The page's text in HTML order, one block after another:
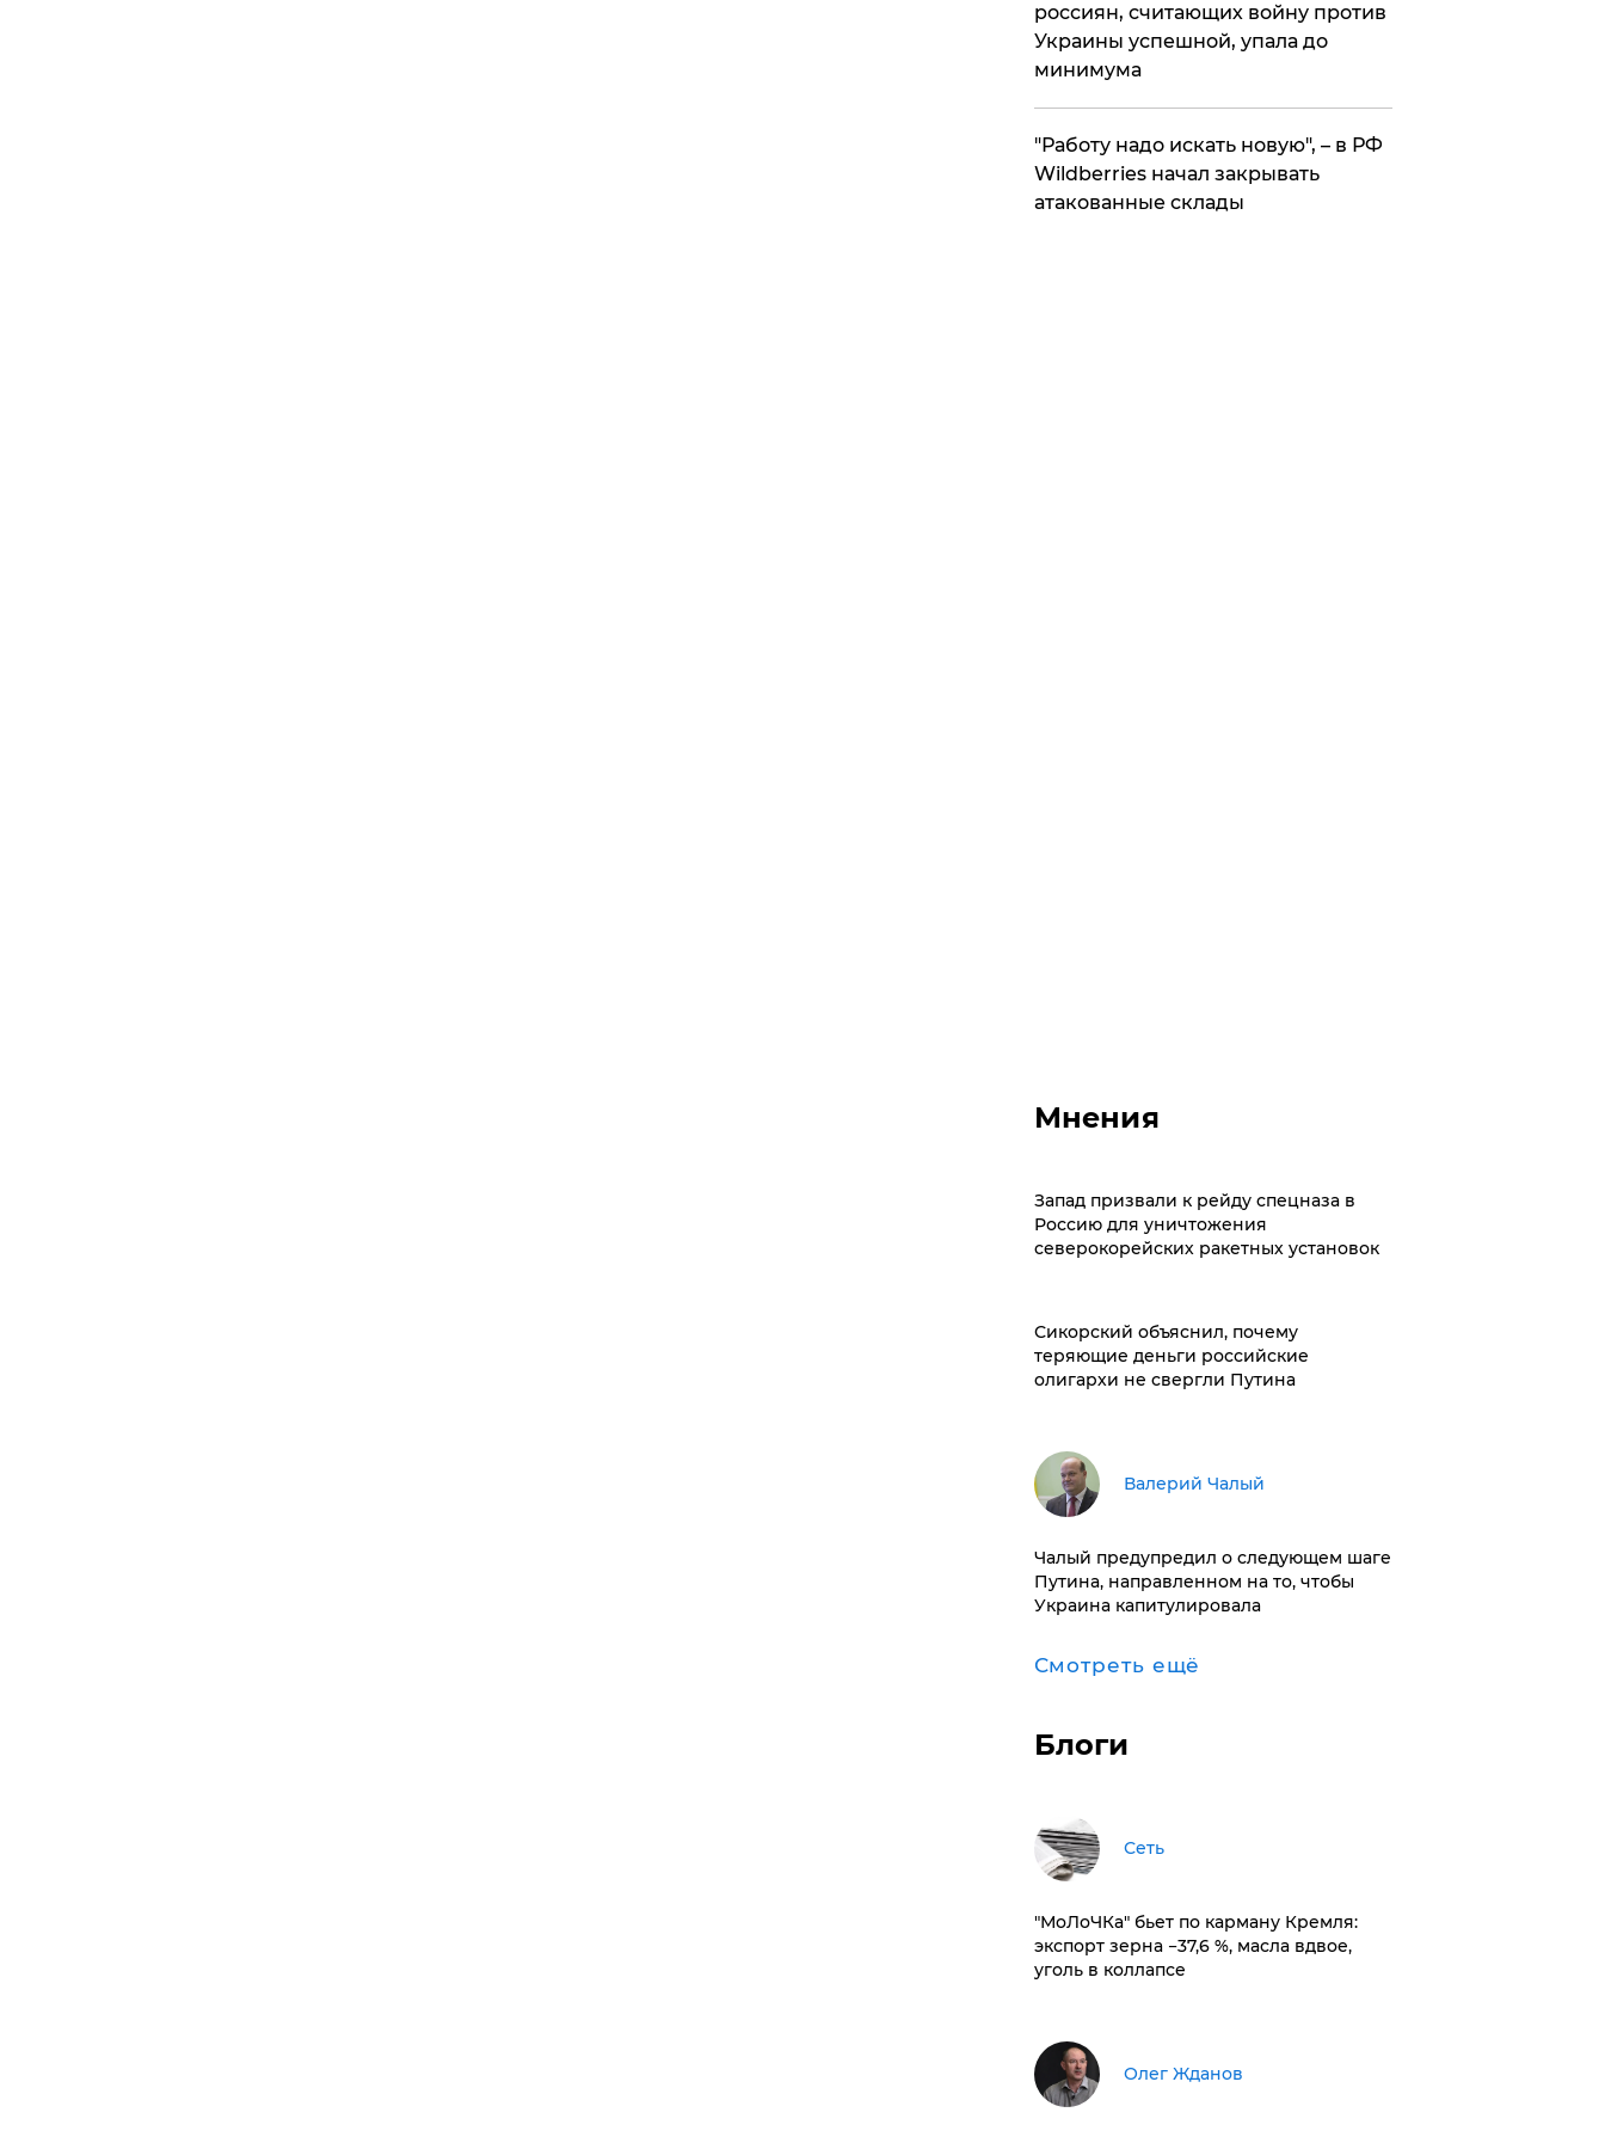
россиян, считающих войну против
Украины успешной, упала до
минимума
"Работу надо искать новую", – в РФ
Wildberries начал закрывать
атакованные склады
Мнения
Запад призвали к рейду спецназа в
Россию для уничтожения
северокорейских ракетных установок
Сикорский объяснил, почему
теряющие деньги российские
олигархи не свергли Путина
Валерий Чалый
Чалый предупредил о следующем шаге
Путина, направленном на то, чтобы
Украина капитулировала
Смотреть ещё
Блоги
Сеть
​"МоЛоЧКа" бьет по карману Кремля:
экспорт зерна −37,6 %, масла вдвое,
уголь в коллапсе
Олег Жданов